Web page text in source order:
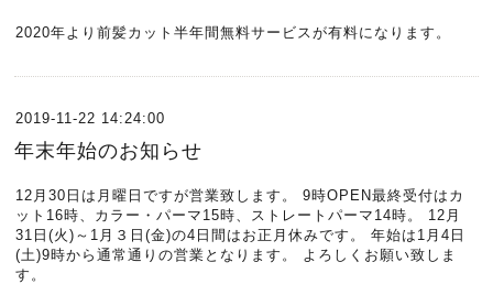
2020年より前髪カット半年間無料サービスが有料になります。
2019-11-22 14:24:00
年末年始のお知らせ
12月30日は月曜日ですが営業致します。 9時OPEN最終受付はカ
ット16時、カラー・パーマ15時、ストレートパーマ14時。 12月
31日(火)～1月３日(金)の4日間はお正月休みです。 年始は1月4日
(土)9時から通常通りの営業となります。 よろしくお願い致しま
す。